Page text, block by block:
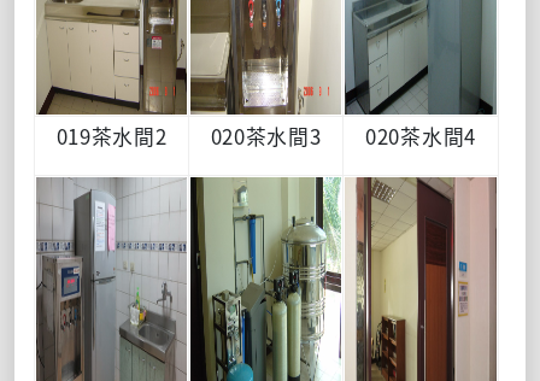
019茶水間2 020茶水間3 020茶水間4